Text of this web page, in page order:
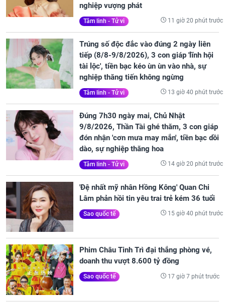
nghiệp vượng phát
Tâm linh - Tử vi 11 giờ 20 phút trước
Trúng số độc đắc vào đúng 2 ngày liên
tiếp (8/8-9/8/2026), 3 con giáp 'lĩnh hội
tài lộc', tiền bạc kéo ùn ùn vào nhà, sự
nghiệp thăng tiến không ngừng
Tâm linh - Tử vi 13 giờ 40 phút trước
Đúng 7h30 ngày mai, Chủ Nhật
9/8/2026, Thần Tài ghé thăm, 3 con giáp
đón nhận 'cơn mưa may mắn', tiền bạc dồi
dào, sự nghiệp thăng hoa
Tâm linh - Tử vi 14 giờ 20 phút trước
'Đệ nhất mỹ nhân Hồng Kông' Quan Chi
Lâm phản hồi tin yêu trai trẻ kém 36 tuổi
Sao quốc tế 15 giờ 40 phút trước
Phim Châu Tinh Trì đại thắng phòng vé,
doanh thu vượt 8.600 tỷ đồng
Sao quốc tế 17 giờ 7 phút trước